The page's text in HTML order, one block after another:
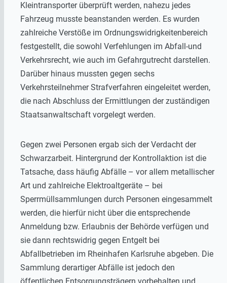
Kleintransporter überprüft werden, nahezu jedes
Fahrzeug musste beanstanden werden. Es wurden
zahlreiche Verstöße im Ordnungswidrigkeitenbereich
festgestellt, die sowohl Verfehlungen im Abfall-und
Verkehrsrecht, wie auch im Gefahrgutrecht darstellen.
Darüber hinaus mussten gegen sechs
Verkehrsteilnehmer Strafverfahren eingeleitet werden,
die nach Abschluss der Ermittlungen der zuständigen
Staatsanwaltschaft vorgelegt werden.
Gegen zwei Personen ergab sich der Verdacht der
Schwarzarbeit. Hintergrund der Kontrollaktion ist die
Tatsache, dass häufig Abfälle – vor allem metallischer
Art und zahlreiche Elektroaltgeräte – bei
Sperrmüllsammlungen durch Personen eingesammelt
werden, die hierfür nicht über die entsprechende
Anmeldung bzw. Erlaubnis der Behörde verfügen und
sie dann rechtswidrig gegen Entgelt bei
Abfallbetrieben im Rheinhafen Karlsruhe abgeben. Die
Sammlung derartiger Abfälle ist jedoch den